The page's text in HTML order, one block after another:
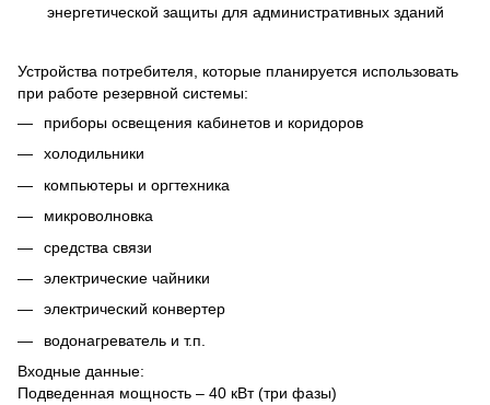
энергетической защиты для административных зданий
Устройства потребителя, которые планируется использовать
при работе резервной системы:
приборы освещения кабинетов и коридоров
холодильники
компьютеры и оргтехника
микроволновка
средства связи
электрические чайники
электрический конвертер
водонагреватель и т.п.
Входные данные:
Подведенная мощность – 40 кВт (три фазы)